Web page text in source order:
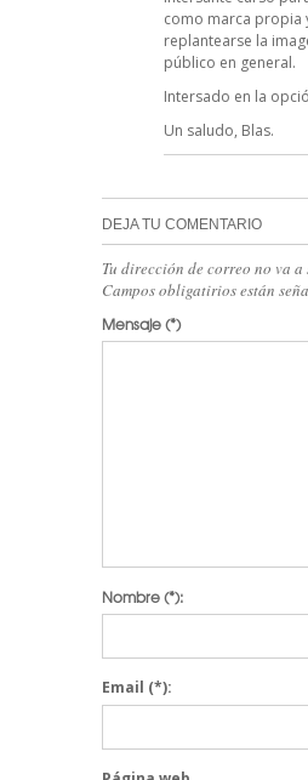
como marca propia
replantearse la
público en general.
Intersado en la
Un saludo, Blas.
DEJA TU COMENTARIO
Tu dirección de correo no va
Campos obligatirios están
Mensaje(*)
Nombre(*):
Email (*):